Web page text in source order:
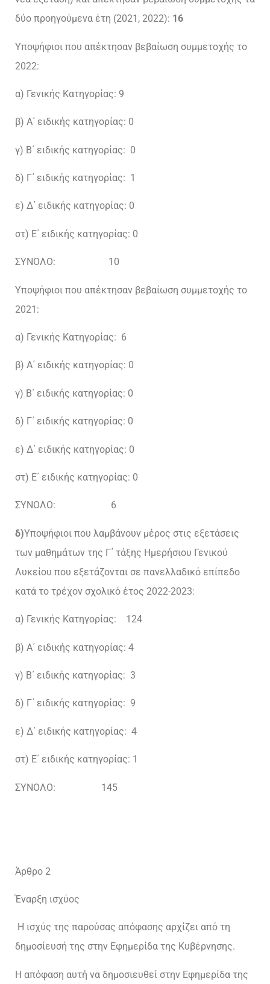
δύο προηγούμενα έτη (2021, 2022): 16
Υποψήφιοι που απέκτησαν βεβαίωση συμμετοχής το
2022:
α) Γενικής Κατηγορίας: 9
β) Α΄ ειδικής κατηγορίας: 0
γ) Β΄ ειδικής κατηγορίας: 0
δ) Γ΄ ειδικής κατηγορίας: 1
ε) Δ΄ ειδικής κατηγορίας: 0
στ) Ε΄ ειδικής κατηγορίας: 0
ΣΥΝΟΛΟ: 10
Υποψήφιοι που απέκτησαν βεβαίωση συμμετοχής το
2021:
α) Γενικής Κατηγορίας: 6
β) Α΄ ειδικής κατηγορίας: 0
γ) Β΄ ειδικής κατηγορίας: 0
δ) Γ΄ ειδικής κατηγορίας: 0
ε) Δ΄ ειδικής κατηγορίας: 0
στ) Ε΄ ειδικής κατηγορίας: 0
ΣΥΝΟΛΟ: 6
δ)Υποψήφιοι που λαμβάνουν μέρος στις εξετάσεις
των μαθημάτων της Γ΄ τάξης Ημερήσιου Γενικού
Λυκείου που εξετάζονται σε πανελλαδικό επίπεδο
κατά το τρέχον σχολικό έτος 2022-2023:
α) Γενικής Κατηγορίας: 124
β) Α΄ ειδικής κατηγορίας: 4
γ) Β΄ ειδικής κατηγορίας: 3
δ) Γ΄ ειδικής κατηγορίας: 9
ε) Δ΄ ειδικής κατηγορίας: 4
στ) Ε΄ ειδικής κατηγορίας: 1
ΣΥΝΟΛΟ: 145
Άρθρο 2
Έναρξη ισχύος
Η ισχύς της παρούσας απόφασης αρχίζει από τη
δημοσίευσή της στην Εφημερίδα της Κυβέρνησης.
Η απόφαση αυτή να δημοσιευθεί στην Εφημερίδα της